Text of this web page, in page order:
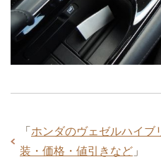
「 ホンダのヴェゼルハイブ
装・価格・値引きなど 」